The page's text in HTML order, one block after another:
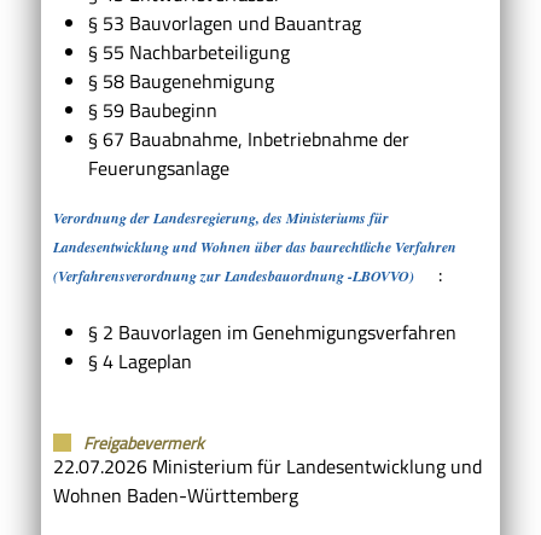
§ 53 Bauvorlagen und Bauantrag
§ 55 Nachbarbeteiligung
§ 58 Baugenehmigung
§ 59 Baubeginn
§ 67 Bauabnahme, Inbetriebnahme der
Feuerungsanlage
Verordnung der Landesregierung, des Ministeriums für
Landesentwicklung und Wohnen über das baurechtliche Verfahren
(Verfahrensverordnung zur Landesbauordnung -LBOVVO)
:
§ 2 Bauvorlagen im Genehmigungsverfahren
§ 4 Lageplan
Freigabevermerk
22.07.2026 Ministerium für Landesentwicklung und
Wohnen Baden-Württemberg